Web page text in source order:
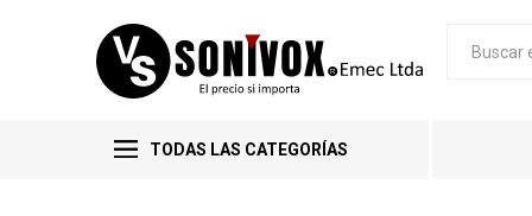
TODAS LAS CATEGORÍAS